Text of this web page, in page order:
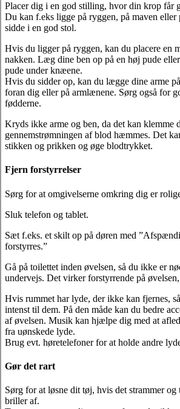
Placer dig i en god stilling, hvor din krop får
Du kan f.eks ligge på ryggen, på maven eller
sidde i en god stol.
Hvis du ligger på ryggen, kan du placere en
nakken. Læg dine ben op på en høj pude
pude under knæene.
Hvis du sidder op, kan du lægge dine arme
foran dig eller på armlænene. Sørg også for
fødderne.
Kryds ikke arme og ben, da det kan klemme
gennemstrømningen af blod hæmmes. Det
stikken og prikken og øge blodtrykket.
Fjern forstyrrelser
Sørg for at omgivelserne omkring dig er
Sluk telefon og tablet.
Sæt f.eks. et skilt op på døren med
forstyrres.”
Gå på toilettet inden øvelsen, så du ikke er
undervejs. Det virker forstyrrende på
Hvis rummet har lyde, der ikke kan fjernes,
intenst til dem. På den måde kan du bedre
af øvelsen. Musik kan hjælpe dig med at
fra uønskede lyde.
Brug evt. høretelefoner for at holde andre
Gør det rart
Sørg for at løsne dit tøj, hvis det strammer og
briller af.